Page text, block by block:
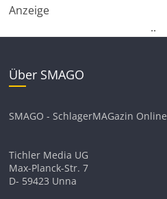
Anzeige
..
Über SMAGO
SMAGO - SchlagerMAGazin Online
Tichler Media UG
Max-Planck-Str. 7
D- 59423 Unna